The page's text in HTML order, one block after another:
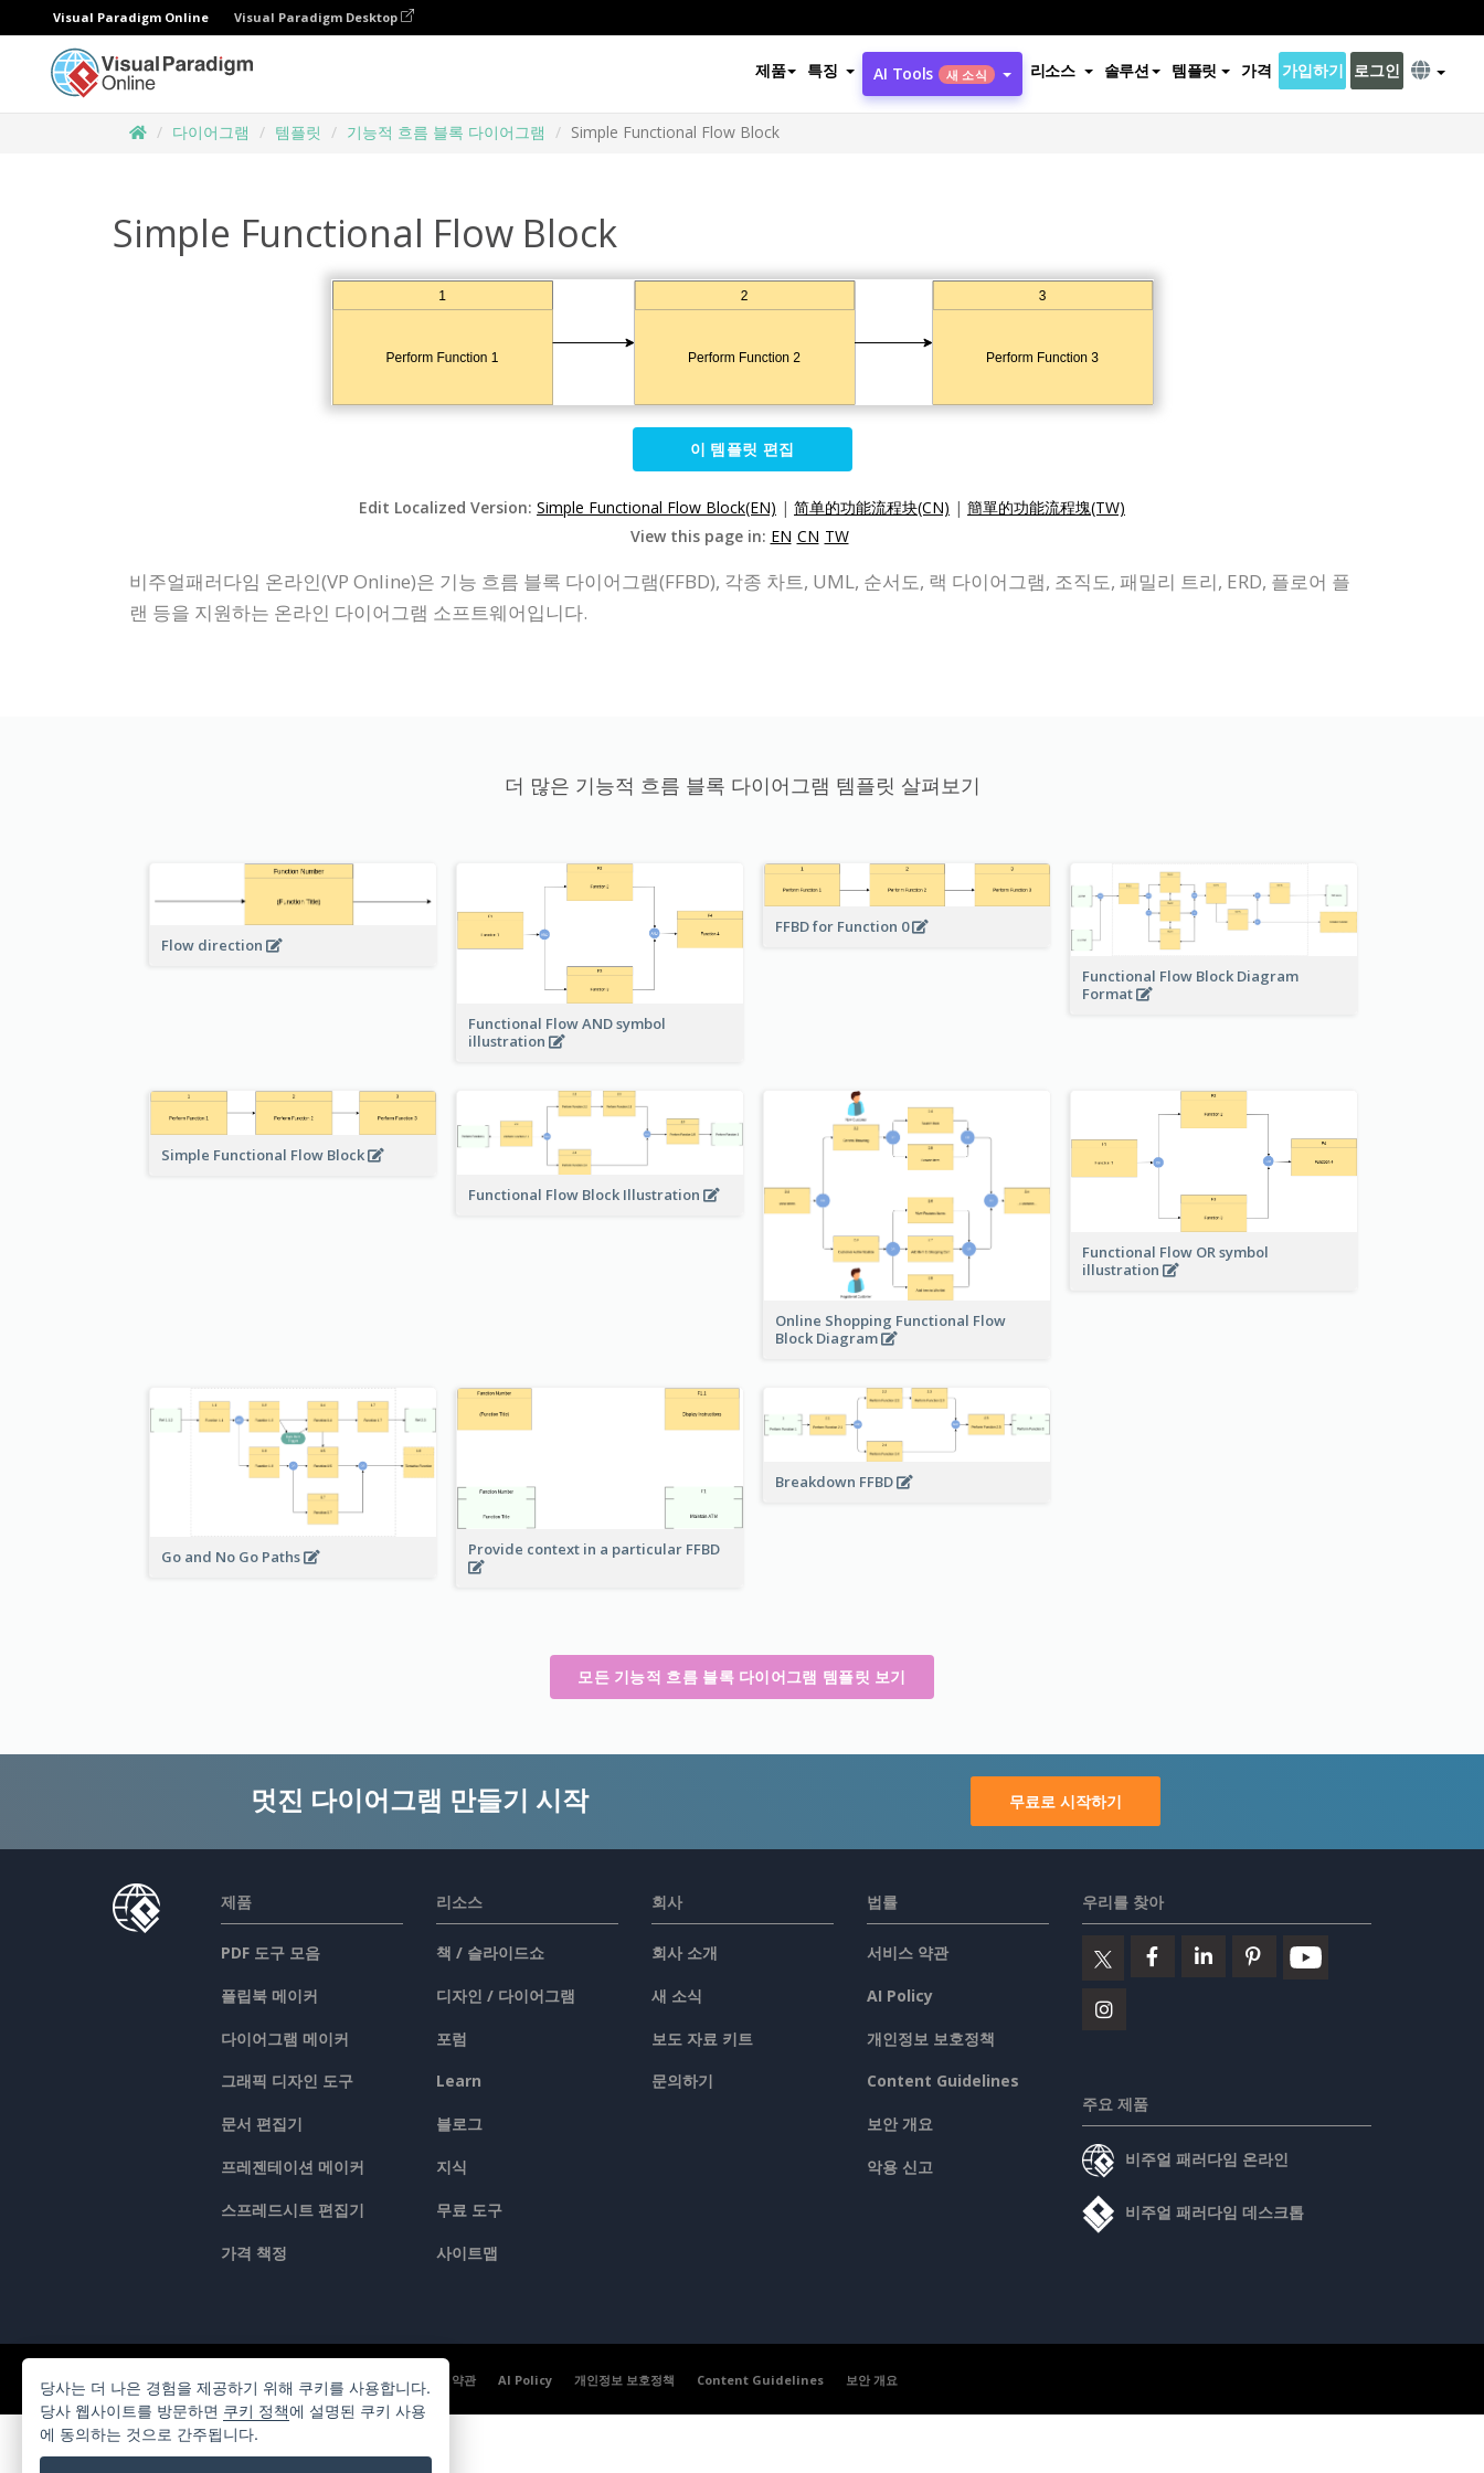
Visual Paradigm Online Visual Paradigm Desktop
제품 특징 AI Tools 새 소식 리소스 솔루션 템플릿 가격 가입하기 로그인
다이어그램 템플릿 기능적 흐름 블록 다이어그램 Simple Functional Flow Block
Simple Functional Flow Block
이 템플릿 편집
Edit Localized Version: Simple Functional Flow Block(EN) | 简单的功能流程块(CN) | 簡單的功能流程塊(TW)
View this page in: EN CN TW
비주얼패러다임 온라인(VP Online)은 기능 흐름 블록 다이어그램(FFBD), 각종 차트, UML, 순서도, 랙 다이어그램, 조직도, 패밀리 트리, ERD, 플로어 플
랜 등을 지원하는 온라인 다이어그램 소프트웨어입니다.
더 많은 기능적 흐름 블록 다이어그램 템플릿 살펴보기
Flow direction
Functional Flow AND symbol
illustration
FFBD for Function 0
Functional Flow Block Diagram
Format
Simple Functional Flow Block
Functional Flow Block Illustration
Online Shopping Functional Flow
Block Diagram
Functional Flow OR symbol
illustration
Go and No Go Paths Provide context in a particular FFBD
Breakdown FFBD
모든 기능적 흐름 블록 다이어그램 템플릿 보기
멋진 다이어그램 만들기 시작 무료로 시작하기
제품
PDF 도구 모음
플립북 메이커
다이어그램 메이커
그래픽 디자인 도구
문서 편집기
프레젠테이션 메이커
스프레드시트 편집기
가격 책정
리소스
책 / 슬라이드쇼
디자인 / 다이어그램
포럼
Learn
블로그
지식
무료 도구
사이트맵
회사
회사 소개
새 소식
보도 자료 키트
문의하기
법률
서비스 약관
AI Policy
개인정보 보호정책
Content Guidelines
보안 개요
악용 신고
우리를 찾아
주요 제품
비주얼 패러다임 온라인
비주얼 패러다임 데스크톱
©2026 by Visual Paradigm. 모든 권리 보유. 서비스 약관 AI Policy 개인정보 보호정책 Content Guidelines 보안 개요
당사는 더 나은 경험을 제공하기 위해 쿠키를 사용합니다.
당사 웹사이트를 방문하면 쿠키 정책에 설명된 쿠키 사용
에 동의하는 것으로 간주됩니다.